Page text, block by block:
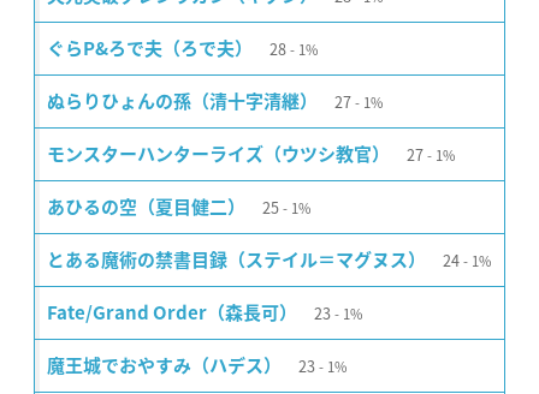
ぐらP&ろで夫（ろで夫） 28 1%
ぬらりひょんの孫（清十字清継） 27 1%
モンスターハンターライズ（ウツシ教官） 27 1%
あひるの空（夏目健二） 25 1%
とある魔術の禁書目録（ステイル＝マグヌス） 24 1%
Fate/Grand Order（森長可） 23 1%
魔王城でおやすみ（ハデス） 23 1%